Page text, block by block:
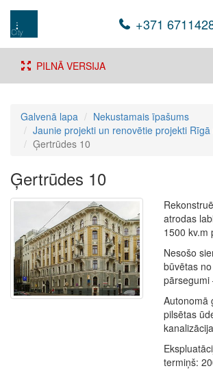
+371
PILNĀ VERSIJA
Galvenā lapa
Nekustamais īpašums
Jaunie projekti un renovētie projekti
Ģertrūdes 10
Ģertrūdes 10
atrodas
1500 kv.m
Nesošo
būvētas
pārsegumi
Autonomā
pilsētas
termiņš: